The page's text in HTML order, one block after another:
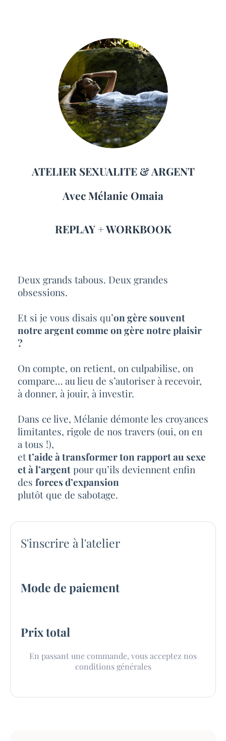
ATELIER SEXUALITE & ARGENT
Avec Mélanie Omaia
REPLAY + WORKBOOK
Deux grands tabous. Deux grandes
obsessions.
Et si je vous disais qu’on gère souvent
notre argent comme on gère notre plaisir
?
On compte, on retient, on culpabilise, on
compare… au lieu de s’autoriser à recevoir,
à donner, à jouir, à investir.
Dans ce live, Mélanie démonte les croyances
limitantes, rigole de nos travers (oui, on en
a tous !),
ett’aide à transformer ton rapport au sexe
et à l’argentpour qu’ils deviennent enfin
des forces d’expansion
plutôt que de sabotage.
S'inscrire à l'atelier
Mode de paiement
Prix total
En passant une commande, vous acceptez nos
conditions générales